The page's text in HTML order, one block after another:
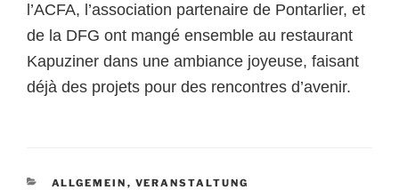
l’ACFA, l’association partenaire de Pontarlier, et
de la DFG ont mangé ensemble au restaurant
Kapuziner dans une ambiance joyeuse, faisant
déjà des projets pour des rencontres d’avenir.
KATEGORIEN
ALLGEMEIN , VERANSTALTUNG